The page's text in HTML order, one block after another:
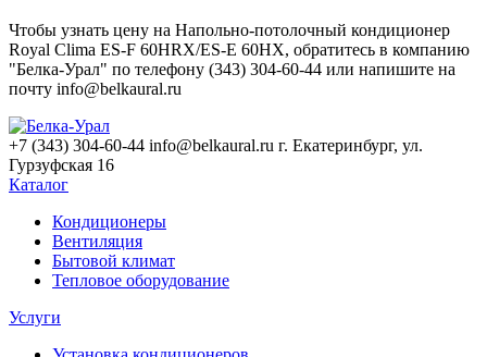
Чтобы узнать цену на Напольно-потолочный кондиционер
Royal Clima ES-F 60HRX/ES-E 60HX, обратитесь в компанию
"Белка-Урал" по телефону (343) 304-60-44 или напишите на
почту info@belkaural.ru
+7 (343) 304-60-44 info@belkaural.ru г. Екатеринбург, ул.
Гурзуфская 16
Каталог
Кондиционеры
Вентиляция
Бытовой климат
Тепловое оборудование
Услуги